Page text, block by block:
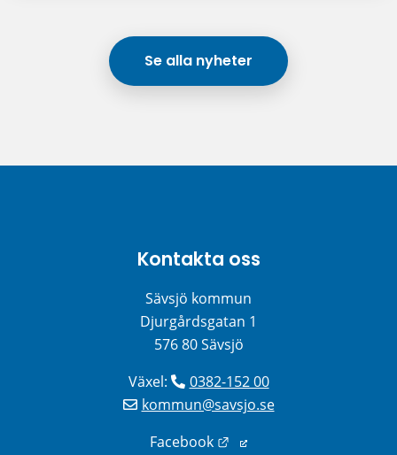
Se alla nyheter
Kontakta oss
Sävsjö kommun
Djurgårdsgatan 1
576 80 Sävsjö
Växel:
0382-152 00
kommun@savsjo.se
Facebook
Länk till annan